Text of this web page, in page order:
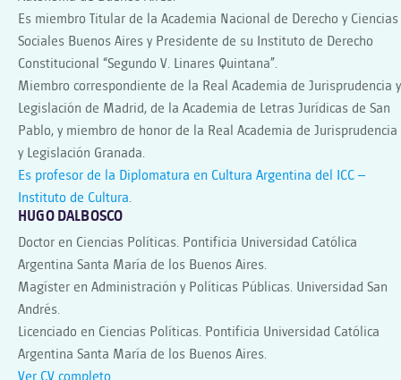
Es miembro Titular de la Academia Nacional de Derecho y Ciencias
Sociales Buenos Aires y Presidente de su Instituto de Derecho
Constitucional “Segundo V. Linares Quintana”.
Miembro correspondiente de la Real Academia de Jurisprudencia y
Legislación de Madrid, de la Academia de Letras Jurídicas de San
Pablo, y miembro de honor de la Real Academia de Jurisprudencia
y Legislación Granada.
Es profesor de la Diplomatura en Cultura Argentina del ICC –
Instituto de Cultura.
HUGO DALBOSCO
Doctor en Ciencias Políticas. Pontificia Universidad Católica
Argentina Santa María de los Buenos Aires.
Magíster en Administración y Políticas Públicas. Universidad San
Andrés.
Licenciado en Ciencias Políticas. Pontificia Universidad Católica
Argentina Santa María de los Buenos Aires.
Ver CV completo